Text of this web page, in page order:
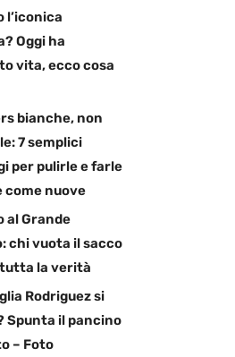
l’iconica
Oggi ha
vita, ecco cosa
bianche, non
7 semplici
per pulirle e farle
nuove
al Grande
chi vuota il sacco
la verità
Rodriguez si
Spunta il pancino
– Foto